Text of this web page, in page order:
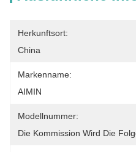
Herkunftsort:
China
Markenname:
AIMIN
Modellnummer:
Die Kommission Wird Die